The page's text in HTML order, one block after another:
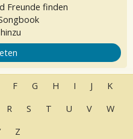
Freunde finden
F G H I J
K
R S T U V
W
Z